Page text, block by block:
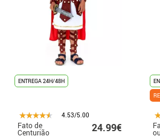
ENTREGA 24H/48H
4.53/5.00
Fato de
Centurião 24.99€